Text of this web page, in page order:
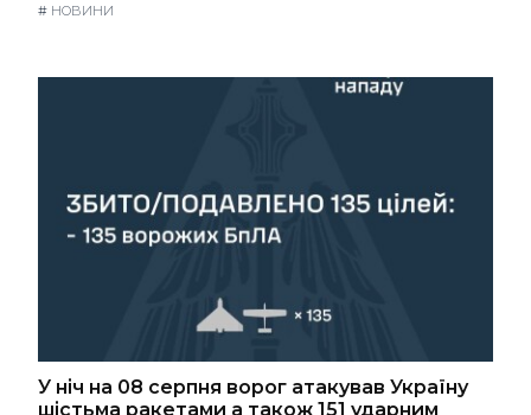
# НОВИНИ
У ніч на 08 серпня ворог атакував Україну
шістьма ракетами а також 151 ударним